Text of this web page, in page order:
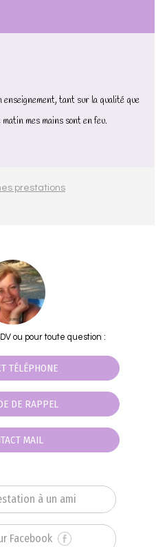
tant sur la qualité que
mes mains sont en feu.
prestations
ou pour toute question :
TÉLÉPHONE
DE RAPPEL
MAIL
à un ami
Facebook